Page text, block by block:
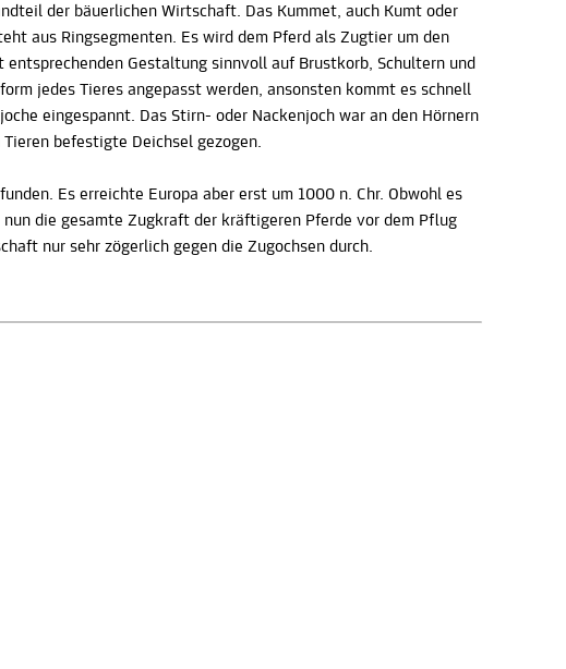
der bäuerlichen Wirtschaft. Das Kummet, auch Kumt oder
aus Ringsegmenten. Es wird dem Pferd als Zugtier um den
Gestaltung sinnvoll auf Brustkorb, Schultern und
jedes Tieres angepasst werden, ansonsten kommt es schnell
eingespannt. Das Stirn- oder Nackenjoch war an den Hörnern
befestigte Deichsel gezogen.
Es erreichte Europa aber erst um 1000 n. Chr. Obwohl es
die gesamte Zugkraft der kräftigeren Pferde vor dem Pflug
nur sehr zögerlich gegen die Zugochsen durch.